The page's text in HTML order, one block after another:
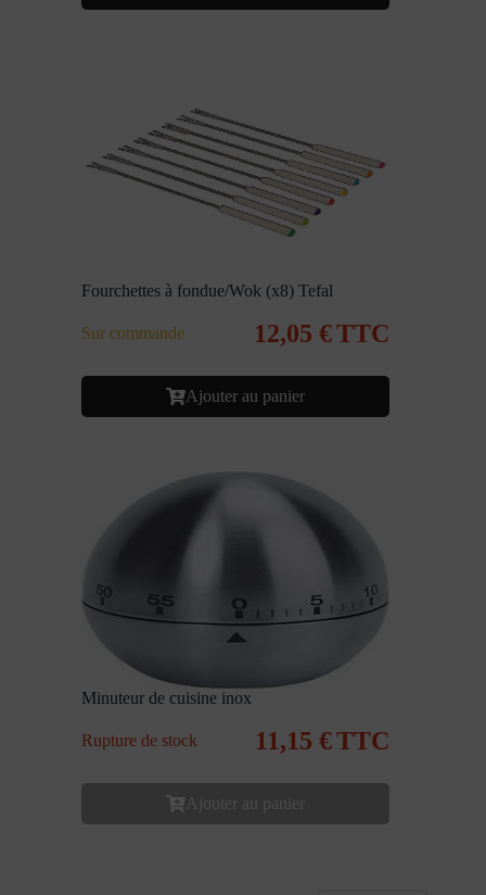
Fourchettes à fondue/Wok (x8) Tefal
Sur commande 12,05 €TTC
Ajouter au panier
Minuteur de cuisine inox
Rupture de stock 11,15 €TTC
Ajouter au panier